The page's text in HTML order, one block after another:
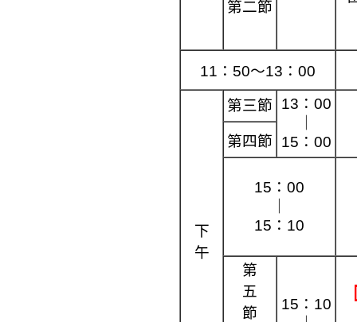
第二節
11：50～13：00
下
午
第三節
13：00
15：00
第四節
15：00
15：10
第
五
節
15：10